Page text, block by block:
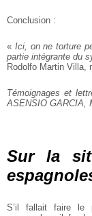
Conclusion :
« Ici, on ne torture
partie intégrante du
Rodolfo Martin Villa,
Témoignages et
ASENSIO GARCIA,
Sur la
S’il fallait faire le